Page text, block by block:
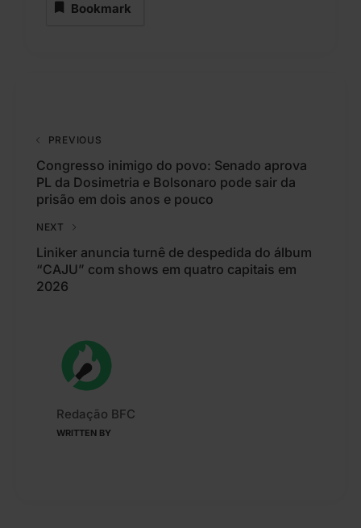
Bookmark
PREVIOUS
Congresso inimigo do povo: Senado aprova
PL da Dosimetria e Bolsonaro pode sair da
prisão em dois anos e pouco
NEXT
Liniker anuncia turnê de despedida do álbum
“CAJU” com shows em quatro capitais em
2026
WRITTEN BY
Redação BFC